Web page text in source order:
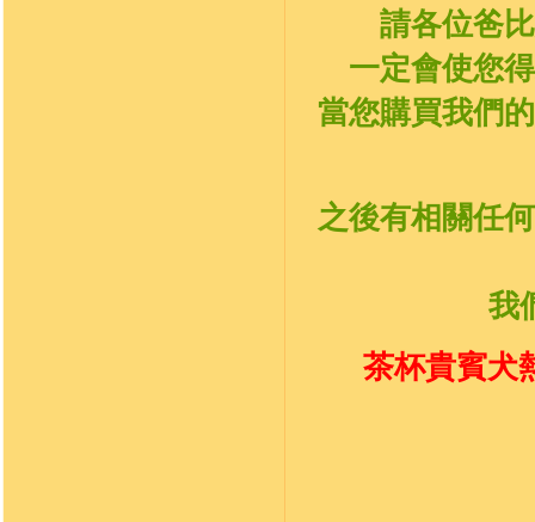
請各位爸
一定會使您
當您購買我們
之後有相關任
我
茶杯貴賓犬